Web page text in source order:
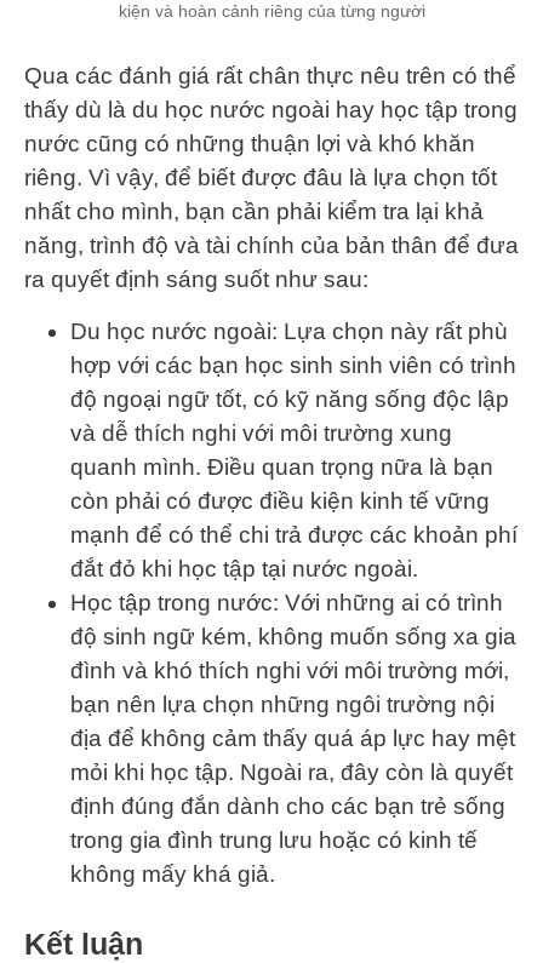
kiện và hoàn cảnh riêng của từng người
Qua các đánh giá rất chân thực nêu trên có thể
thấy dù là du học nước ngoài hay học tập trong
nước cũng có những thuận lợi và khó khăn
riêng. Vì vậy, để biết được đâu là lựa chọn tốt
nhất cho mình, bạn cần phải kiểm tra lại khả
năng, trình độ và tài chính của bản thân để đưa
ra quyết định sáng suốt như sau:
Du học nước ngoài: Lựa chọn này rất phù
hợp với các bạn học sinh sinh viên có trình
độ ngoại ngữ tốt, có kỹ năng sống độc lập
và dễ thích nghi với môi trường xung
quanh mình. Điều quan trọng nữa là bạn
còn phải có được điều kiện kinh tế vững
mạnh để có thể chi trả được các khoản phí
đắt đỏ khi học tập tại nước ngoài.
Học tập trong nước: Với những ai có trình
độ sinh ngữ kém, không muốn sống xa gia
đình và khó thích nghi với môi trường mới,
bạn nên lựa chọn những ngôi trường nội
địa để không cảm thấy quá áp lực hay mệt
mỏi khi học tập. Ngoài ra, đây còn là quyết
định đúng đắn dành cho các bạn trẻ sống
trong gia đình trung lưu hoặc có kinh tế
không mấy khá giả.
Kết luận